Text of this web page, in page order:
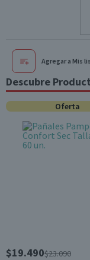
Agregar a Mis
Descubre
Oferta
$19.490$23.090